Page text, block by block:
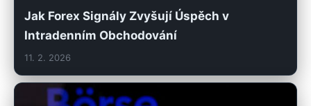
Jak Forex Signály Zvyšují Úspěch v
Intradenním Obchodování
11. 2. 2026